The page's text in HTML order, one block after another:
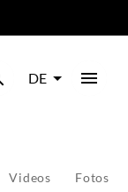
DE
Videos Fotos